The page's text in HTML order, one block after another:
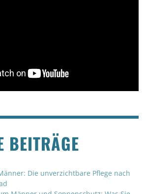
BEITRÄGE
Die unverzichtbare Pflege nach